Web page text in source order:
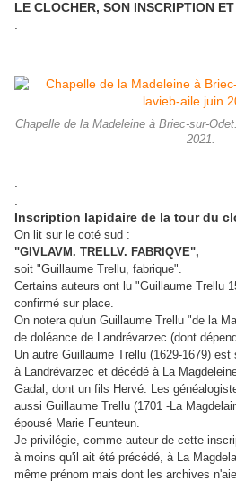
LE CLOCHER, SON INSCRIPTION
Chapelle de la Madeleine à Briec-sur-
2021.
Inscription lapidaire de la tour du
On lit sur le coté sud :
"GIVLAVM. TRELLV. FABRIQVE",
soit "Guillaume Trellu, fabrique".
Certains auteurs ont lu "Guillaume Trellu
confirmé sur place.
On notera qu'un Guillaume Trellu "de la
de doléance de Landrévarzec (dont
Un autre Guillaume Trellu (1629-1679)
à Landrévarzec et décédé à La
Gadal, dont un fils Hervé. Les
aussi Guillaume Trellu (1701 -La
épousé Marie Feunteun.
Je privilégie, comme auteur de cette
à moins qu'il ait été précédé, à La
même prénom mais dont les archives